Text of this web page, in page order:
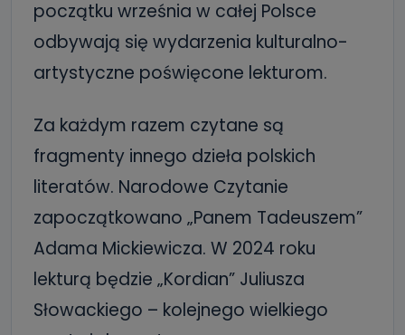
początku września w całej Polsce
odbywają się wydarzenia kulturalno-
artystyczne poświęcone lekturom.
Za każdym razem czytane są
fragmenty innego dzieła polskich
literatów. Narodowe Czytanie
zapoczątkowano „Panem Tadeuszem”
Adama Mickiewicza. W 2024 roku
lekturą będzie „Kordian” Juliusza
Słowackiego – kolejnego wielkiego